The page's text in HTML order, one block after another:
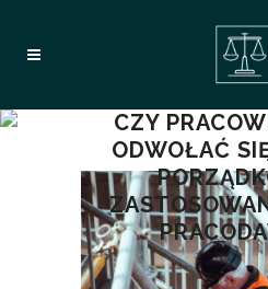
CZY
ODWOŁAĆ